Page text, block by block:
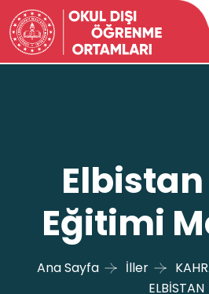
Eğitimi
Ana Sayfa İller
ELBİSTAN